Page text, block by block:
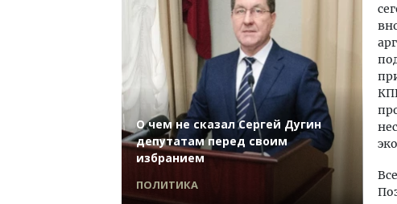
О чем не сказал Сергей Дугин
депутатам перед своим
избранием
ПОЛИТИКА